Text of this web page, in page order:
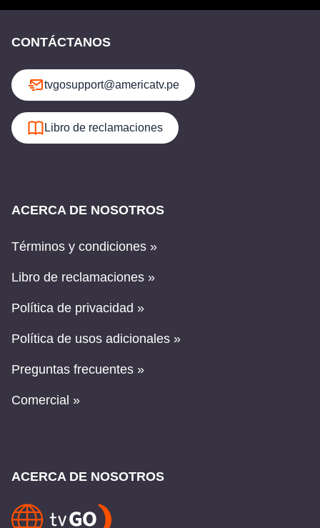
CONTÁCTANOS
tvgosupport@americatv.pe
Libro de reclamaciones
ACERCA DE NOSOTROS
Términos y condiciones »
Libro de reclamaciones »
Política de privacidad »
Política de usos adicionales »
Preguntas frecuentes »
Comercial »
ACERCA DE NOSOTROS